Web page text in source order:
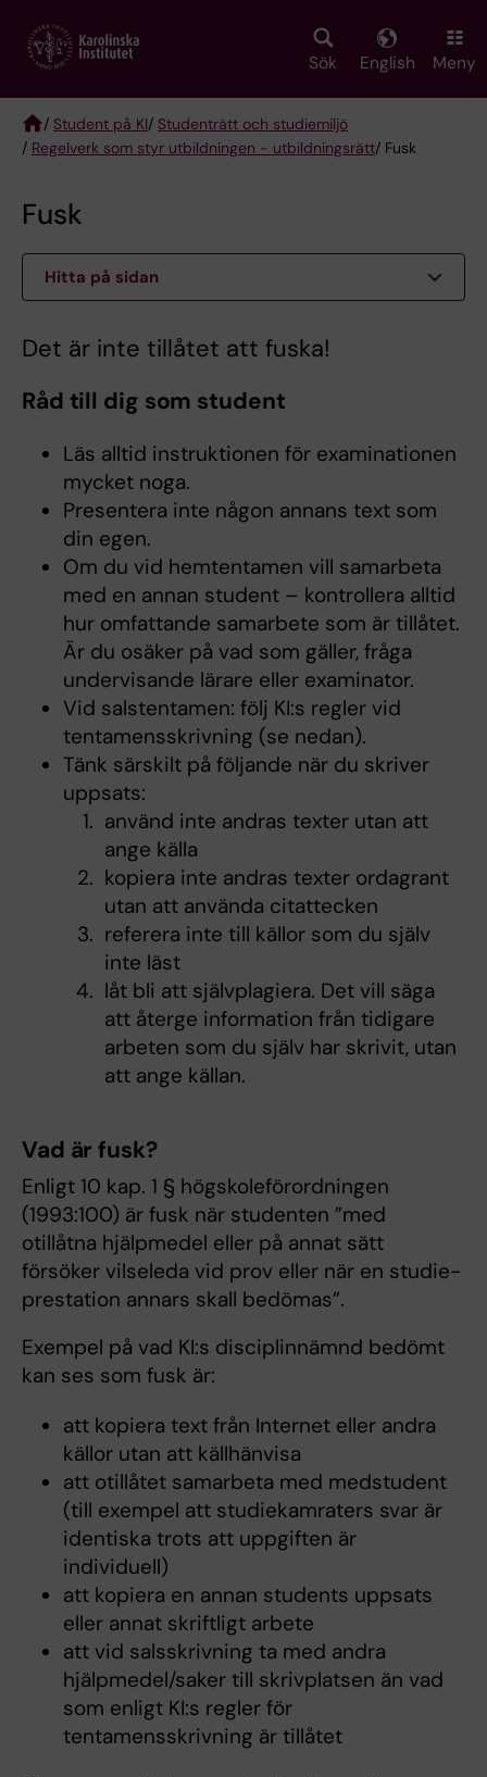
main
Sök English Meny
Breadcrumb
/ Student på KI/ Studenträtt och studiemiljö
/ Regelverk som styr utbildningen - utbildningsrätt/ Fusk
Fusk
Hitta på sidan
Det är inte tillåtet att fuska!
Råd till dig som student
Läs alltid instruktionen för examinationen
mycket noga.
Presentera inte någon annans text som
din egen.
Om du vid hemtentamen vill samarbeta
med en annan student – kontrollera all­tid
hur om­fattande samarbete som är tillåtet.
Är du osäker på vad som gäller, fråga
undervi­sande lärare eller examinator.
Vid salstentamen: följ KI:s regler vid
tentamensskrivning (se nedan).
Tänk särskilt på följande när du skriver
uppsats:
använd inte andras texter utan att
ange källa
kopiera inte andras texter ordagrant
utan att använda citattecken
referera inte till källor som du själv
inte läst
låt bli att självplagiera. Det vill säga
att återge information från tidigare
arbeten som du själv har skrivit, utan
att ange källan.
Vad är fusk?
Enligt 10 kap. 1 § högskoleförordningen
(1993:100) är fusk när studenten ”med
otillåtna hjälpmedel eller på annat sätt
försöker vilseleda vid prov eller när en studie­
prestation annars skall bedömas”.
Exempel på vad KI:s disciplinnämnd bedömt
kan ses som fusk är:
att kopiera text från Internet eller andra
källor utan att källhänvisa
att otillåtet samarbeta med medstudent
(till exempel att studiekamraters svar är
identiska trots att uppgiften är
individuell)
att kopiera en annan students uppsats
eller annat skriftligt arbete
att vid salsskrivning ta med andra
hjälpmedel/saker till skrivplatsen än vad
som enligt KI:s regler för
tentamensskrivning är tillåtet